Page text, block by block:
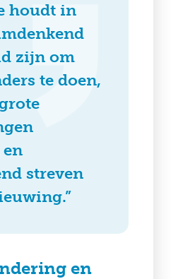
houdt in
zijn om
te doen,
streven
en